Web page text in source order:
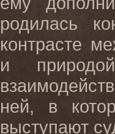
родилась
контрасте
и
ней, в
выступают